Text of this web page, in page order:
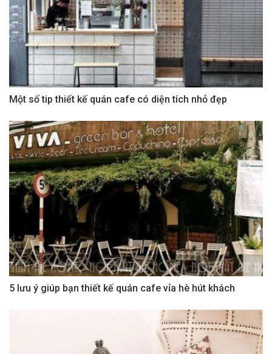
Một số tip thiết kế quán cafe có diện tích nhỏ đẹp
5 lưu ý giúp bạn thiết kế quán cafe vỉa hè hút khách